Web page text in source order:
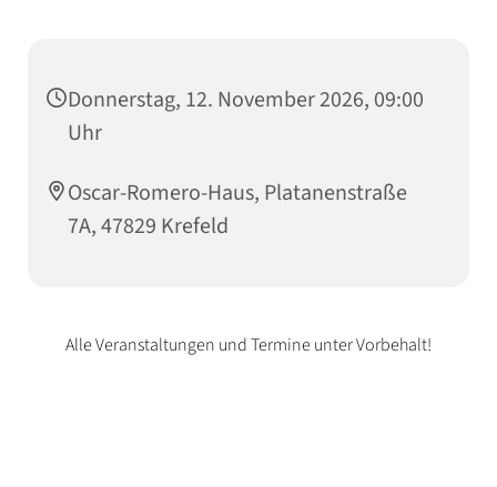
Donnerstag, 12. November 2026, 09:00
Uhr
Oscar-Romero-Haus, Platanenstraße
7A, 47829 Krefeld
Alle Veranstaltungen und Termine unter Vorbehalt!